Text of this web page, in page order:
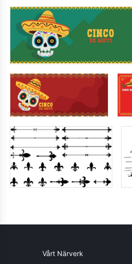
Vårt Närverk